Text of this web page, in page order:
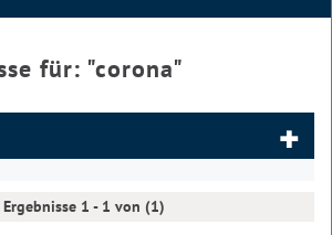
für: "corona"
Ergebnisse 1 - 1 von (1)